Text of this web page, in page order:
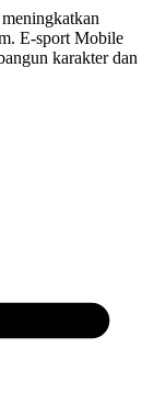
E-sport Mobile
karakter dan